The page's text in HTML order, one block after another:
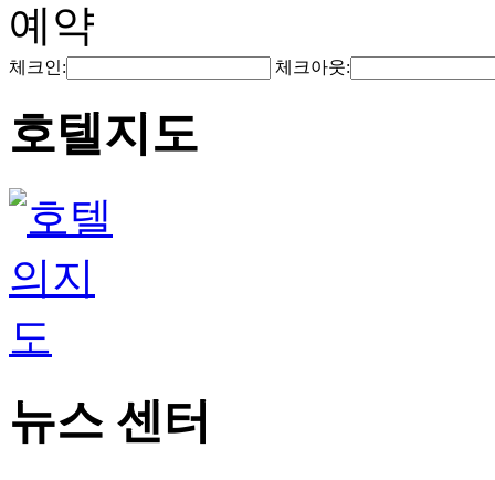
예약
체크인: 체크아웃:
호텔지도
뉴스 센터